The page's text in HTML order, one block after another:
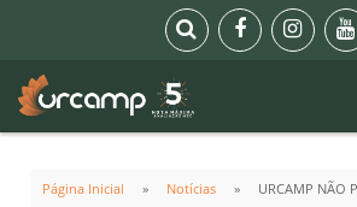
Página Inicial Notícias URCAMP NÃO